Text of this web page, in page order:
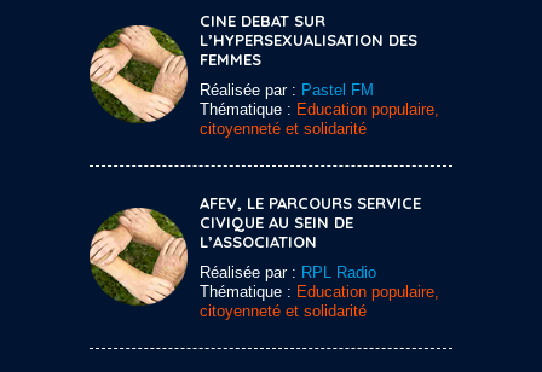
CINE DEBAT SUR
L’HYPERSEXUALISATION DES
FEMMES
Réalisée par : Pastel FM
Thématique : Education populaire,
citoyenneté et solidarité
AFEV, LE PARCOURS SERVICE
CIVIQUE AU SEIN DE
L’ASSOCIATION
Réalisée par : RPL Radio
Thématique : Education populaire,
citoyenneté et solidarité